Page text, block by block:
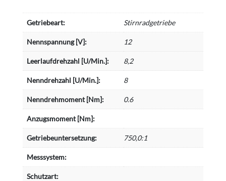
Getriebeart: Stirnradgetriebe
Nennspannung [V]: 12
Leerlaufdrehzahl [U/Min.]: 8,2
Nenndrehzahl [U/Min.]: 8
Nenndrehmoment [Nm]: 0.6
Anzugsmoment [Nm]:
Getriebeuntersetzung: 750,0:1
Messsystem:
Schutzart: